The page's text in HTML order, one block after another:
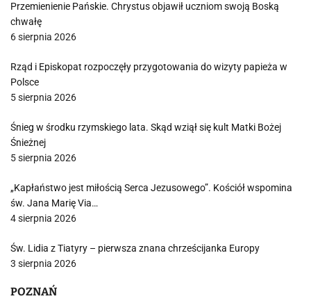
Przemienienie Pańskie. Chrystus objawił uczniom swoją Boską
chwałę
6 sierpnia 2026
Rząd i Episkopat rozpoczęły przygotowania do wizyty papieża w
Polsce
5 sierpnia 2026
Śnieg w środku rzymskiego lata. Skąd wziął się kult Matki Bożej
Śnieżnej
5 sierpnia 2026
„Kapłaństwo jest miłością Serca Jezusowego”. Kościół wspomina
św. Jana Marię Via…
4 sierpnia 2026
Św. Lidia z Tiatyry – pierwsza znana chrześcijanka Europy
3 sierpnia 2026
POZNAŃ